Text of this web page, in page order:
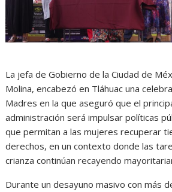
La jefa de Gobierno de la Ciudad de
Molina, encabezó en Tláhuac una
Madres en la que aseguró que el
administración será impulsar políticas
que permitan a las mujeres recuperar
derechos, en un contexto donde las
crianza continúan recayendo
Durante un desayuno masivo con más